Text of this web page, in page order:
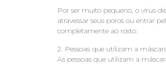
Por ser muito pequeno, o vírus
atravessar seus poros ou entrar
completamente ao rosto.
2. Pessoas que utilizam a
As pessoas que utilizam a